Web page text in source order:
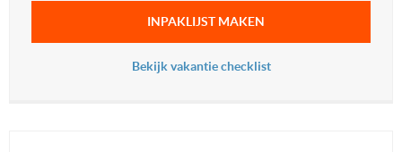
INPAKLIJST MAKEN
Bekijk vakantie checklist